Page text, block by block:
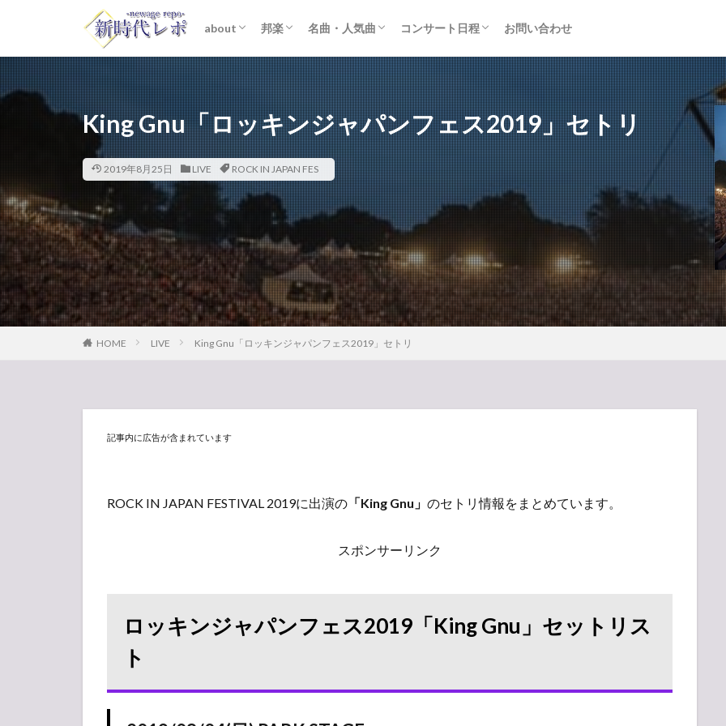
about
ライター紹介
プライバシーポリシー
免責事項
邦楽
STARTO ENTERTAINMENT (旧ジャニーズ)
女性アイドル
K-POP
洋楽
名曲・人気曲
おすすめアルバム
歌詞考察
コンサート日程
セトリ・まとめ
ライブレポ
カード枠
お問い合わせ
King Gnu「ロッキンジャパンフェス2019」セトリ
2019年8月25日 LIVE ROCK IN JAPAN FES
HOME LIVE King Gnu「ロッキンジャパンフェス2019」セトリ
記事内に広告が含まれています
ROCK IN JAPAN FESTIVAL 2019に出演の 「King Gnu」 のセトリ情報をまとめています。
スポンサーリンク
ロッキンジャパンフェス2019「King Gnu」セットリス
ト